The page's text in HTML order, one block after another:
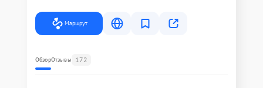
Маршрут
ОбзорОтзывы 172